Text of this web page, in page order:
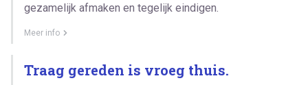
gezamelijk afmaken en tegelijk eindigen.
Meer info
Traag gereden is vroeg thuis.